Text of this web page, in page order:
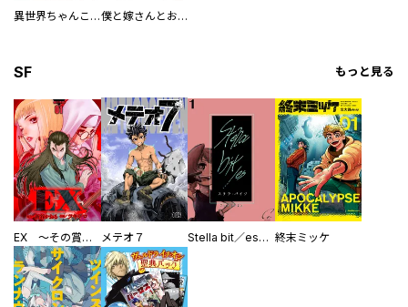
異世界ちゃんこ～横綱目前に召喚されたんだが～ 【連載版】 僕と嫁さんとお酒の関係
SF もっと見る
EX ～その賞金稼ぎは、世界の出口を探す～【単行本版】 メテオ７ Stella bit／es【単話版】 終末ミッケ